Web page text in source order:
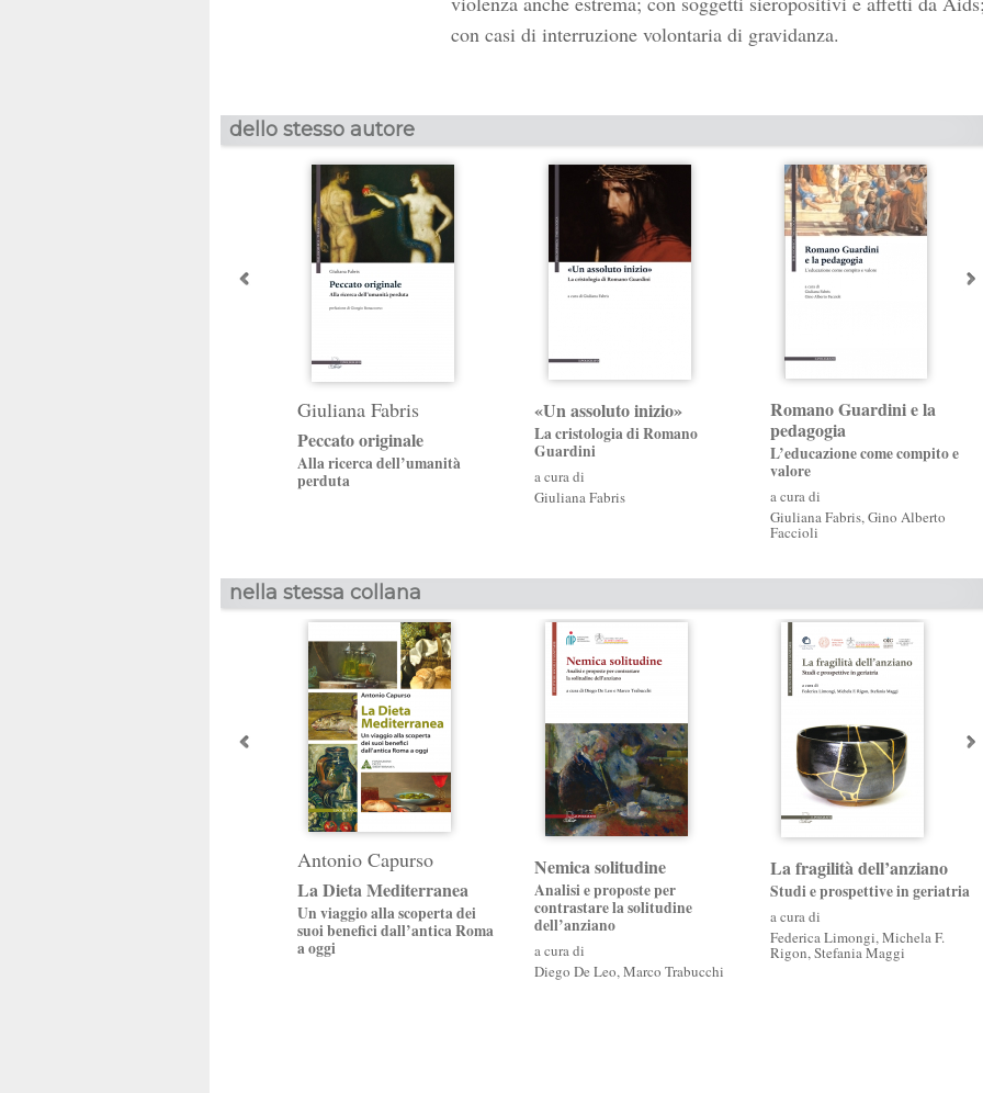
con casi di interruzione volontaria di gravidanza.
dello stesso autore
Giuliana Fabris
Peccato originale
Alla ricerca dell’umanità
perduta
«Un assoluto inizio»
La cristologia di Romano
Guardini
a cura di
Giuliana Fabris
Romano Guardini e la
pedagogia
L’educazione come compito e
valore
a cura di
Giuliana Fabris,Gino Alberto
Faccioli
nella stessa collana
Antonio Capurso
La Dieta Mediterranea
Un viaggio alla scoperta dei
suoi benefici dall’antica Roma
a oggi
Nemica solitudine
Analisi e proposte per
contrastare la solitudine
dell’anziano
a cura di
Diego De Leo,Marco Trabucchi
La fragilità dell’anziano
Studi e prospettive in geriatria
a cura di
Federica Limongi,Michela F.
Rigon,Stefania Maggi